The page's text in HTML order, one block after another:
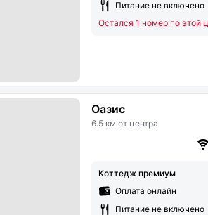
Питание не включено
Остался 1 номер по этой
Оазис
6.5 км от центра
Коттедж премиум
Оплата онлайн
Питание не включено